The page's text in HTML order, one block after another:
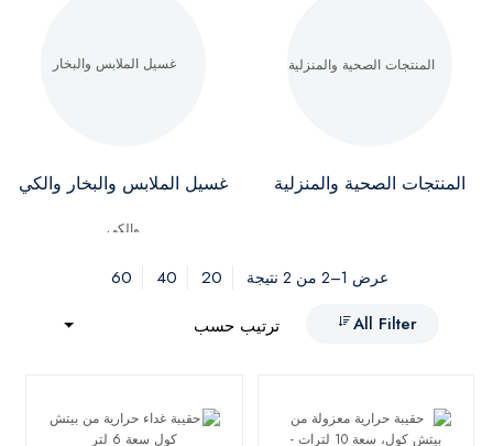
المنتجات الصحية والمنزلية غسيل الملابس والبخار والكي
عرض 1–2 من 2 نتيجة 20
40
60
All Filter
ترتيب حسب